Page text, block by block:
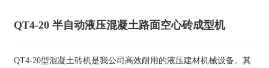
QT4-20 半自动液压混凝土路面空心砖成型机
QT4-20型混凝土砖机是我公司高效耐用的液压建材机械设备。其